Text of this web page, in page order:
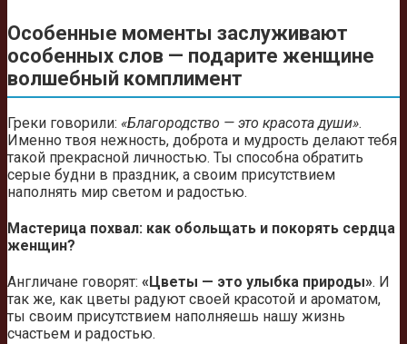
Особенные моменты заслуживают
особенных слов — подарите женщине
волшебный комплимент
Греки говорили: «Благородство — это красота души».
Именно твоя нежность, доброта и мудрость делают тебя
такой прекрасной личностью. Ты способна обратить
серые будни в праздник, а своим присутствием
наполнять мир светом и радостью.
Мастерица похвал: как обольщать и покорять сердца
женщин?
Англичане говорят: «Цветы — это улыбка природы». И
так же, как цветы радуют своей красотой и ароматом,
ты своим присутствием наполняешь нашу жизнь
счастьем и радостью.